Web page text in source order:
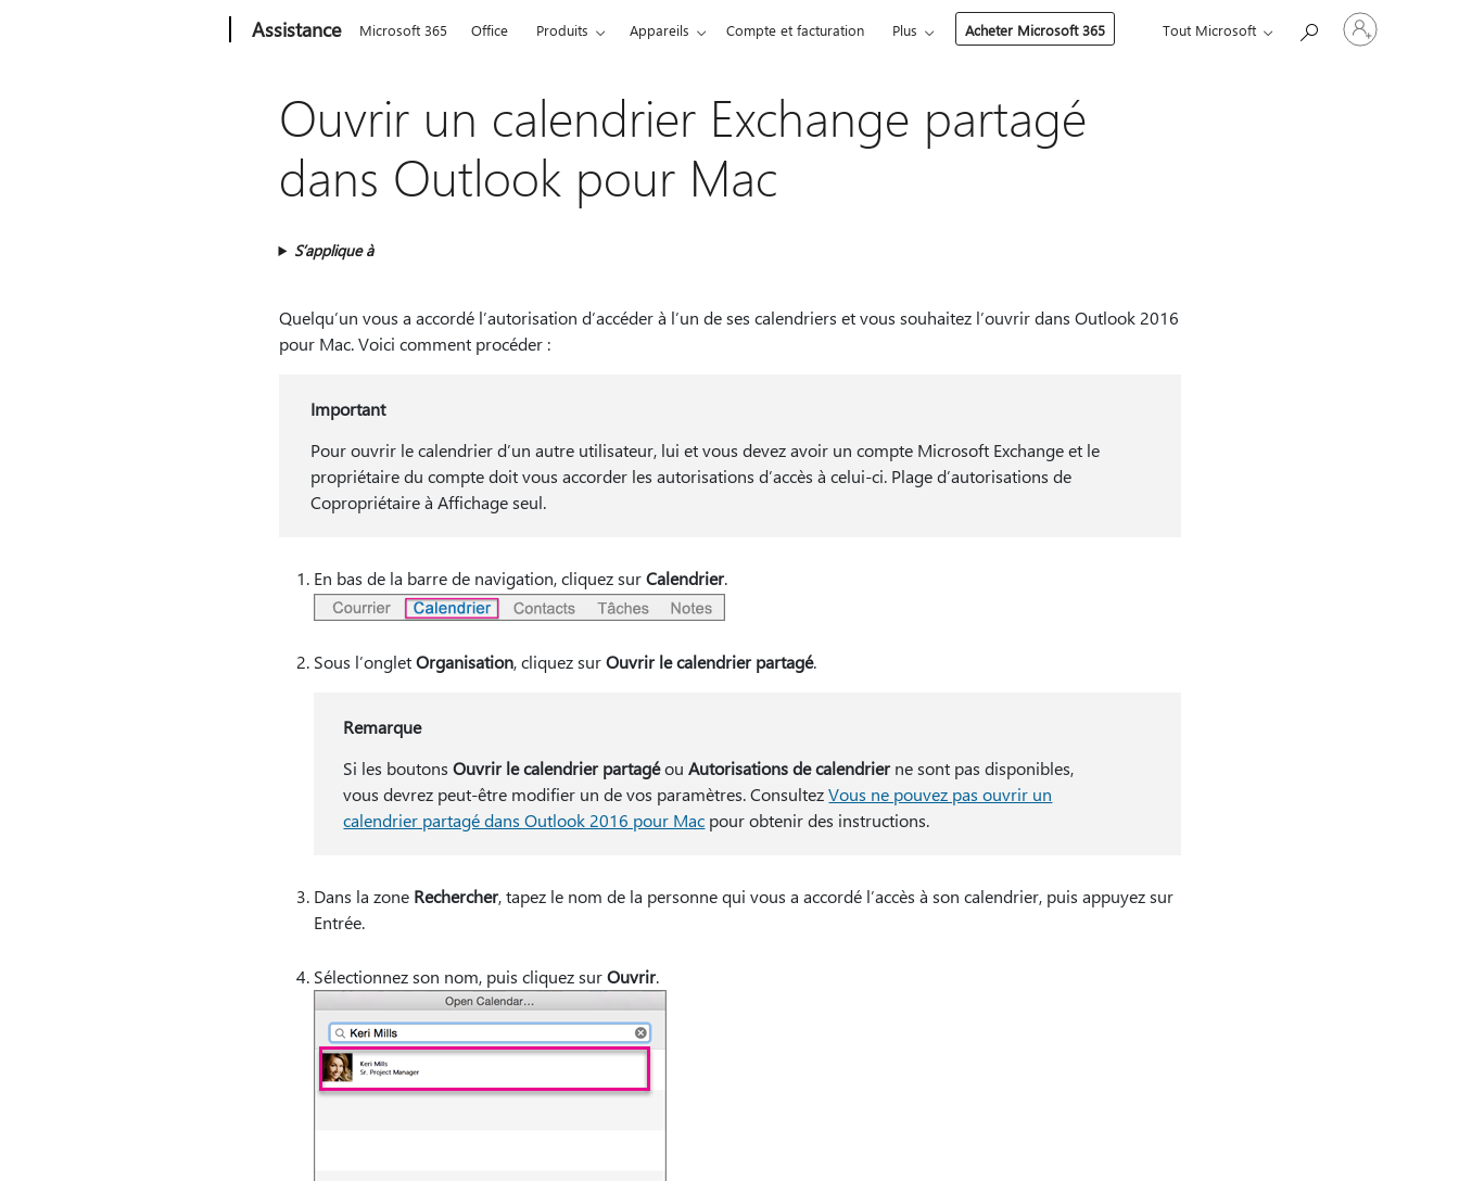
Assistance Microsoft 365 Office Produits Appareils Compte et facturation Plus Acheter Microsoft 365 Tout Microsoft
Connectez-
vous
Ouvrir un calendrier Exchange partagé
dans Outlook pour Mac
S’applique à
Quelqu’un vous a accordé l’autorisation d’accéder à l’un de ses calendriers et vous souhaitez l’ouvrir dans Outlook 2016
pour Mac. Voici comment procéder :
Important
Pour ouvrir le calendrier d’un autre utilisateur, lui et vous devez avoir un compte Microsoft Exchange et le
propriétaire du compte doit vous accorder les autorisations d’accès à celui-ci. Plage d’autorisations de
Copropriétaire à Affichage seul.
En bas de la barre de navigation, cliquez surCalendrier.
Sous l’ongletOrganisation, cliquez surOuvrir le calendrier partagé.
Remarque
Si les boutonsOuvrir le calendrier partagéouAutorisations de calendrierne sont pas disponibles,
vous devrez peut-être modifier un de vos paramètres. ConsultezVous ne pouvez pas ouvrir un
calendrier partagé dans Outlook 2016 pour Mac pour obtenir des instructions.
Dans la zone Rechercher, tapez le nom de la personne qui vous a accordé l’accès à son calendrier, puis appuyez sur
Entrée.
Sélectionnez son nom, puis cliquez surOuvrir.